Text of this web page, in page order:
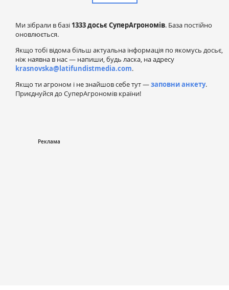
Ми зібрали в базі 1333 досьє СуперАгрономів. База постійно
оновлюється.
Якщо тобі відома більш актуальна інформація по якомусь досьє,
ніж наявна в нас — напиши, будь ласка, на адресу
krasnovska@latifundistmedia.com.
Якщо ти агроном і не знайшов себе тут —заповни анкету.
Приєднуйся до СуперАгрономів країни!